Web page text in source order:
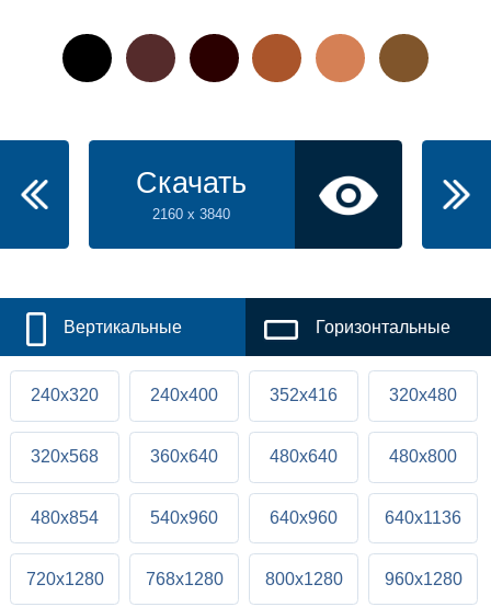
Скачать
2160 x 3840
Вертикальные Горизонтальные
240x320 240x400 352x416 320x480
320x568 360x640 480x640 480x800
480x854 540x960 640x960 640x1136
720x1280 768x1280 800x1280 960x1280